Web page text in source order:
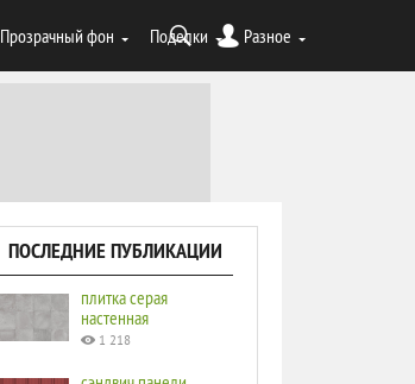
Прозрачный фон Поделки Разное
ПОСЛЕДНИЕ ПУБЛИКАЦИИ
плитка серая
настенная
1 218